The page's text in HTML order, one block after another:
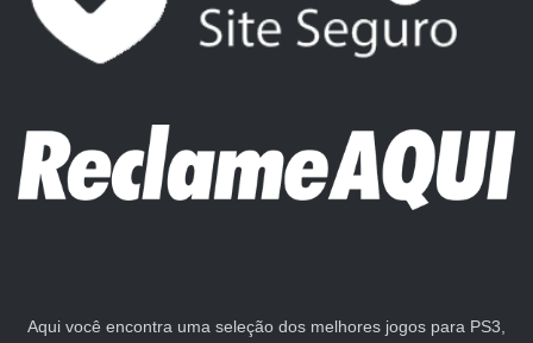
Aqui você encontra uma seleção dos melhores jogos para PS3,